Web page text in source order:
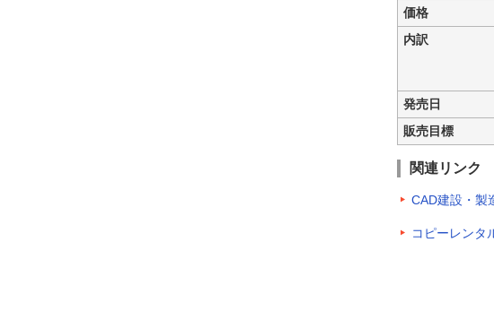
価格
内訳
発売日
販売目標
関連リンク
CAD建設・製
コピーレンタ